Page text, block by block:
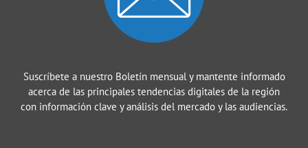
Suscríbete a nuestro Boletín mensual y mantente informado
acerca de las principales tendencias digitales de la región
con información clave y análisis del mercado y las audiencias.